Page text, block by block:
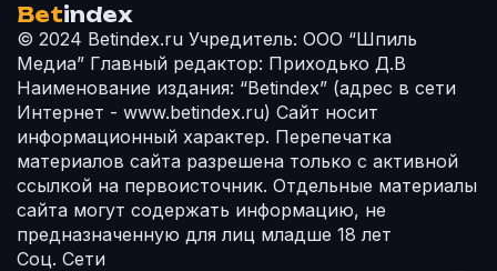
Betindex
© 2024 Betindex.ru Учредитель: ООО “Шпиль
Медиа” Главный редактор: Приходько Д.В
Наименование издания: “Betindex” (адрес в сети
Интернет - www.betindex.ru) Сайт носит
информационный характер. Перепечатка
материалов сайта разрешена только с активной
ссылкой на первоисточник. Отдельные материалы
сайта могут содержать информацию, не
предназначенную для лиц младше 18 лет
Соц. Сети